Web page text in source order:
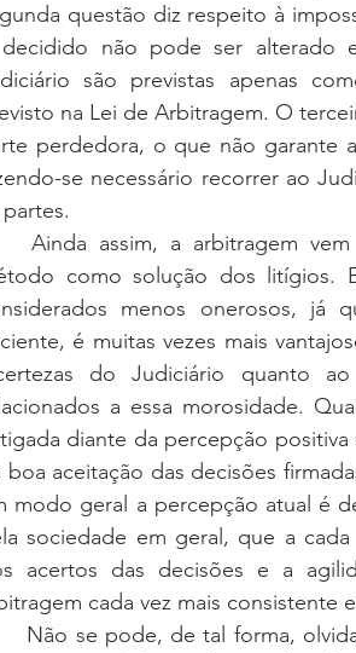
questão diz respeito à
não pode ser alterado
são previstas apenas
na Lei de Arbitragem. O
perdedora, o que não garante
se necessário recorrer ao
partes.
como solução dos litígios.
menos onerosos, já
é muitas vezes mais
do Judiciário quanto
a essa morosidade.
diante da percepção
boa aceitação das decisões
modo geral a percepção atual é
sociedade em geral, que a
acertos das decisões e a
cada vez mais consistente